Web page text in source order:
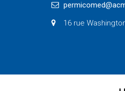
16 rue